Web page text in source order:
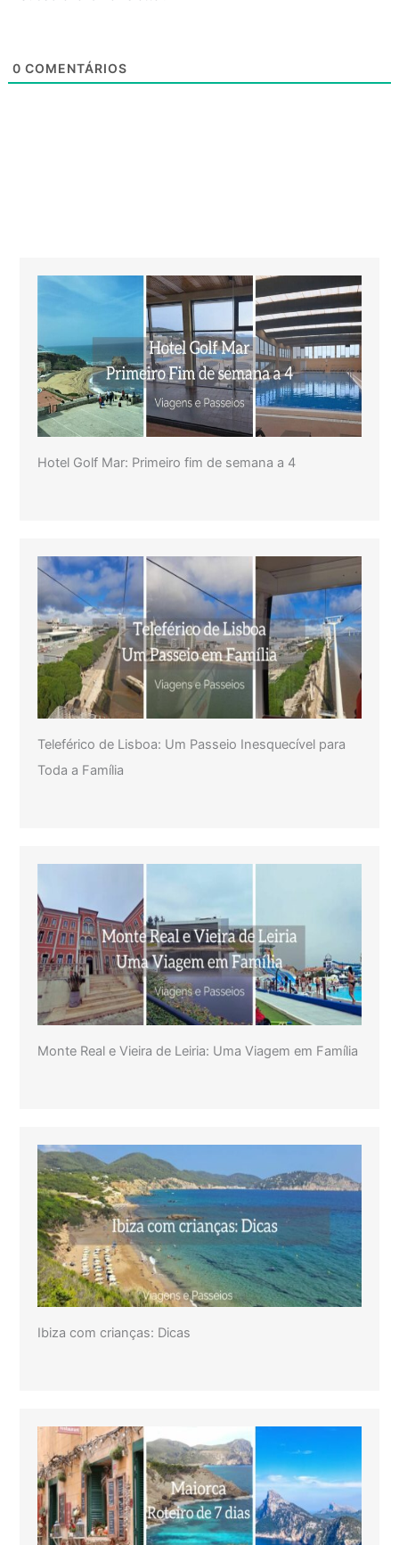
0 COMENTÁRIOS
Hotel Golf Mar: Primeiro fim de semana a 4
Teleférico de Lisboa: Um Passeio Inesquecível para
Toda a Família
Monte Real e Vieira de Leiria: Uma Viagem em Família
Ibiza com crianças: Dicas